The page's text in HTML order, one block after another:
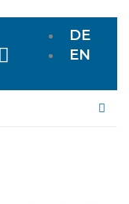
DE
EN